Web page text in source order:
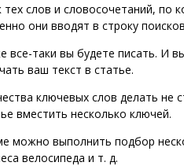
тех слов и словосочетаний,
они вводят в строку
все-таки вы будете писать. И
ваш текст в статье.
ключевых слов делать не
вместить несколько ключей.
можно выполнить подбор
велосипеда и т. д.